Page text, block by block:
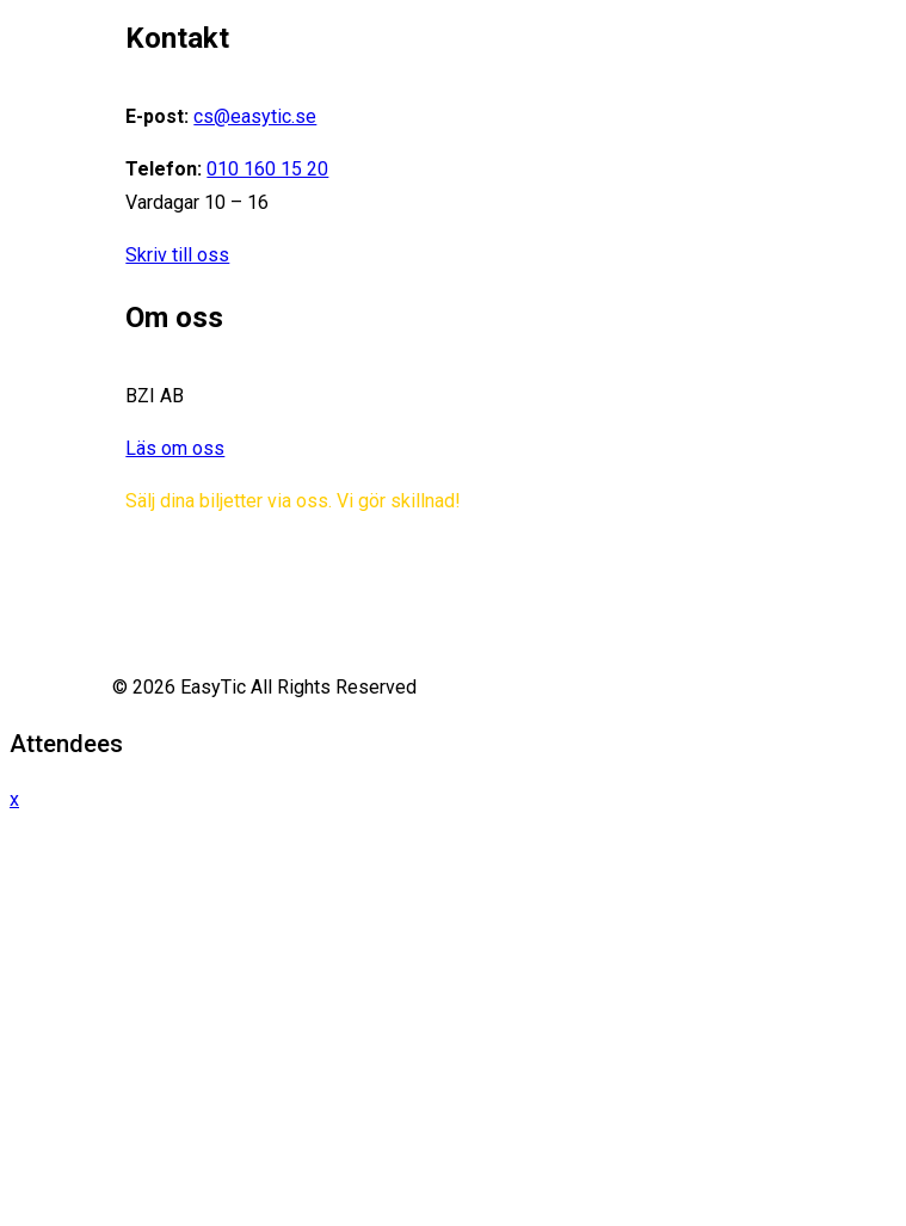
Kontakt
E-post:cs@easytic.se
Telefon: 010 160 15 20
Vardagar 10 – 16
Skriv till oss
Om oss
BZI AB
Läs om oss
Sälj dina biljetter via oss. Vi gör skillnad!
© 2026 EasyTic All Rights Reserved
Attendees
x